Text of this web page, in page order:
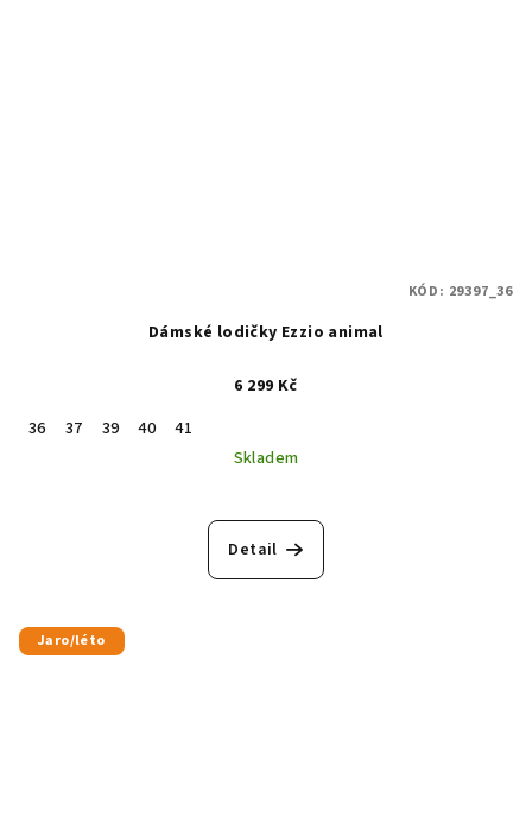
Dámské lodičky Ezzio animal
6 299 Kč
36
37 39 40
41
Skladem
Detail
KÓD: 29397_36
Jaro/léto